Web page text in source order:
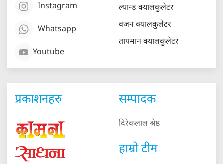
Instagram
Whatsapp
Youtube
ल्यान्ड क्यालकुलेटर
वजन क्यालकुलेटर
तापमान क्यालकुलेटर
प्रकाशनहरु सम्पादक
दिरेकलाल श्रेष्ठ
हाम्रो टीम